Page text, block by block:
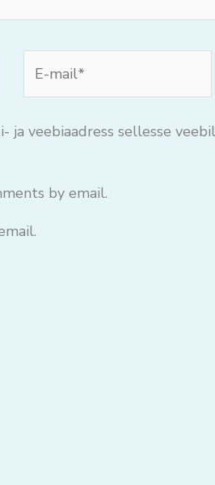
mail*
ja veebiaadress sellesse
by email.